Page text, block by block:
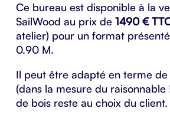
Ce bureau est disponible à la
SailWood au prix de 1490 €
atelier) pour un format
0.90 M.
Il peut être adapté en terme de
(dans la mesure du raisonnable
de bois reste au choix du client.